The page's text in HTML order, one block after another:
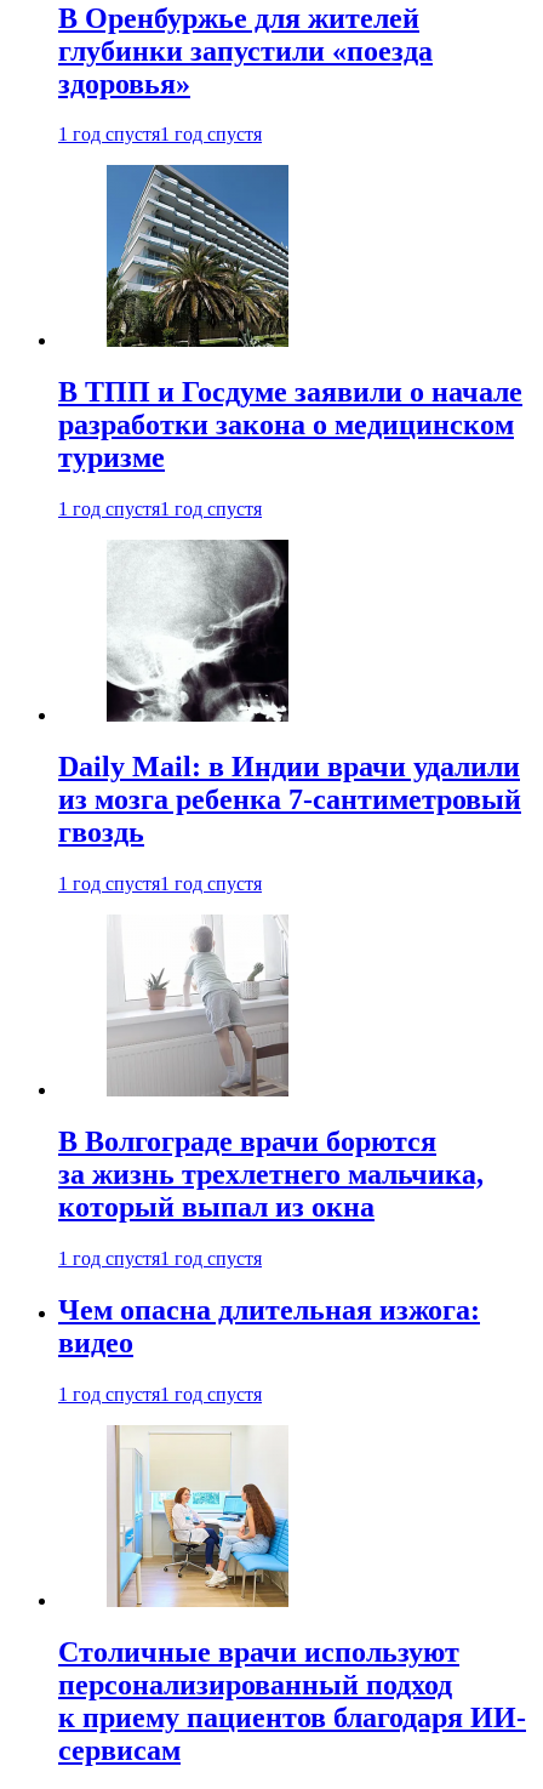
В Оренбуржье для жителей
глубинки запустили «поезда
здоровья»
1 год спустя1 год спустя
В ТПП и Госдуме заявили о начале
разработки закона о медицинском
туризме
1 год спустя1 год спустя
Daily Mail: в Индии врачи удалили
из мозга ребенка 7-сантиметровый
гвоздь
1 год спустя1 год спустя
В Волгограде врачи борются
за жизнь трехлетнего мальчика,
который выпал из окна
1 год спустя1 год спустя
Чем опасна длительная изжога:
видео
1 год спустя1 год спустя
Столичные врачи используют
персонализированный подход
к приему пациентов благодаря ИИ-
сервисам